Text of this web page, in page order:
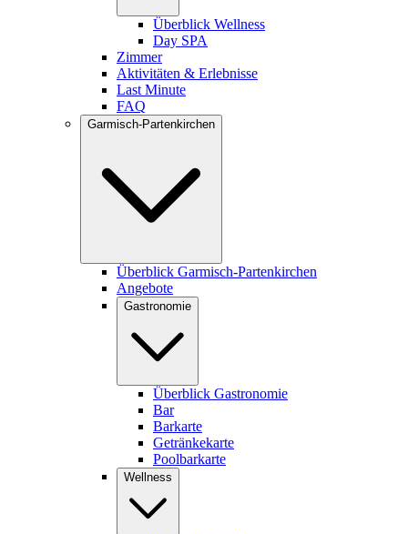
Überblick Wellness
Day SPA
Zimmer
Aktivitäten & Erlebnisse
Last Minute
FAQ
Garmisch-Partenkirchen
Überblick Garmisch-Partenkirchen
Angebote
Gastronomie
Überblick Gastronomie
Bar
Barkarte
Getränkekarte
Poolbarkarte
Wellness